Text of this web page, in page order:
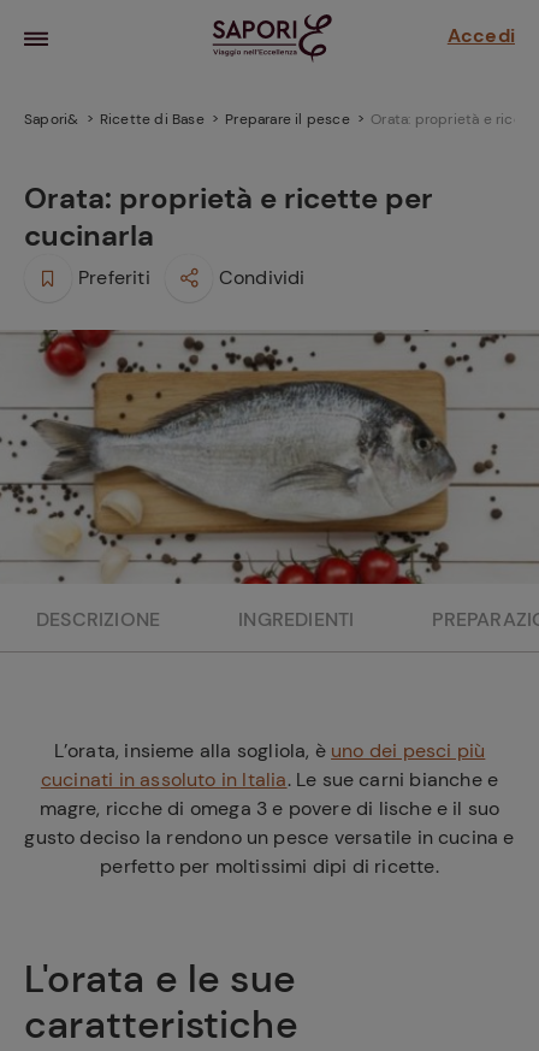
Accedi
e
ricetta
sensi di
Sapori& Ricette di Base Preparare il pesce Orata: proprietà e
Orata: proprietà e ricette per
cucinarla
Preferiti Condividi
DESCRIZIONE INGREDIENTI
L’orata, insieme alla sogliola, è uno dei pesci più
cucinati in assoluto in Italia. Le sue carni bianche e
magre, ricche di omega 3 e povere di lische e il suo
gusto deciso la rendono un pesce versatile in cucina e
perfetto per moltissimi dipi di ricette.
L'orata e le sue
caratteristiche